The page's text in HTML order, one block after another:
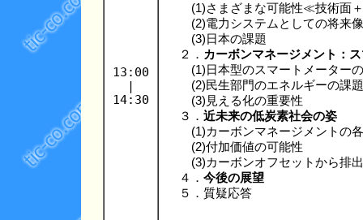
13:00
|
14:30
(1)さまざまな可能性≪技術面
(2)電力システムとしての将来像
(3)日本の課題
２． カーボンマネージメント：
(1)日本型のスマートメーターの
(2)民生部門のエネルギーの課題
(3)見える化の重要性
３． 近未来の低炭素社会の姿
(1)カーボンマネージメントの
(2)付加価値の可能性
(3)カーボンオフセットから排出
４． 今後の展望
５．質疑応答